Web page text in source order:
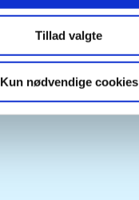
Tillad valgte
Kun nødvendige cookies